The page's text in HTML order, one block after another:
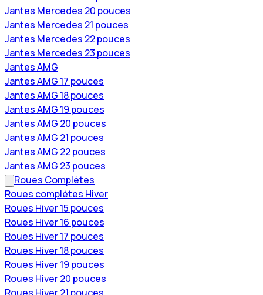
Jantes Mercedes 20 pouces
Jantes Mercedes 21 pouces
Jantes Mercedes 22 pouces
Jantes Mercedes 23 pouces
Jantes AMG
Jantes AMG 17 pouces
Jantes AMG 18 pouces
Jantes AMG 19 pouces
Jantes AMG 20 pouces
Jantes AMG 21 pouces
Jantes AMG 22 pouces
Jantes AMG 23 pouces
Roues Complètes
Roues complètes Hiver
Roues Hiver 15 pouces
Roues Hiver 16 pouces
Roues Hiver 17 pouces
Roues Hiver 18 pouces
Roues Hiver 19 pouces
Roues Hiver 20 pouces